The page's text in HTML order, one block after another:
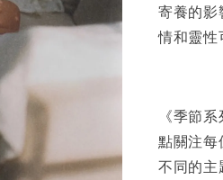
寄養的影
情和靈性
《季節
點關注每
不同的主